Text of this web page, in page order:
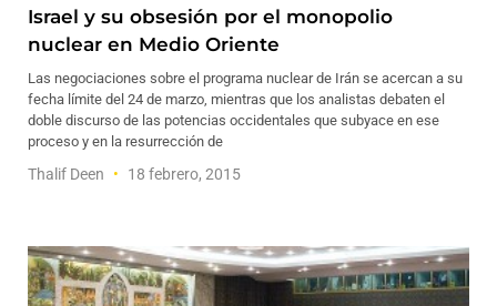
Israel y su obsesión por el monopolio
nuclear en Medio Oriente
Las negociaciones sobre el programa nuclear de Irán se acercan a su
fecha límite del 24 de marzo, mientras que los analistas debaten el
doble discurso de las potencias occidentales que subyace en ese
proceso y en la resurrección de
Thalif Deen 18 febrero, 2015